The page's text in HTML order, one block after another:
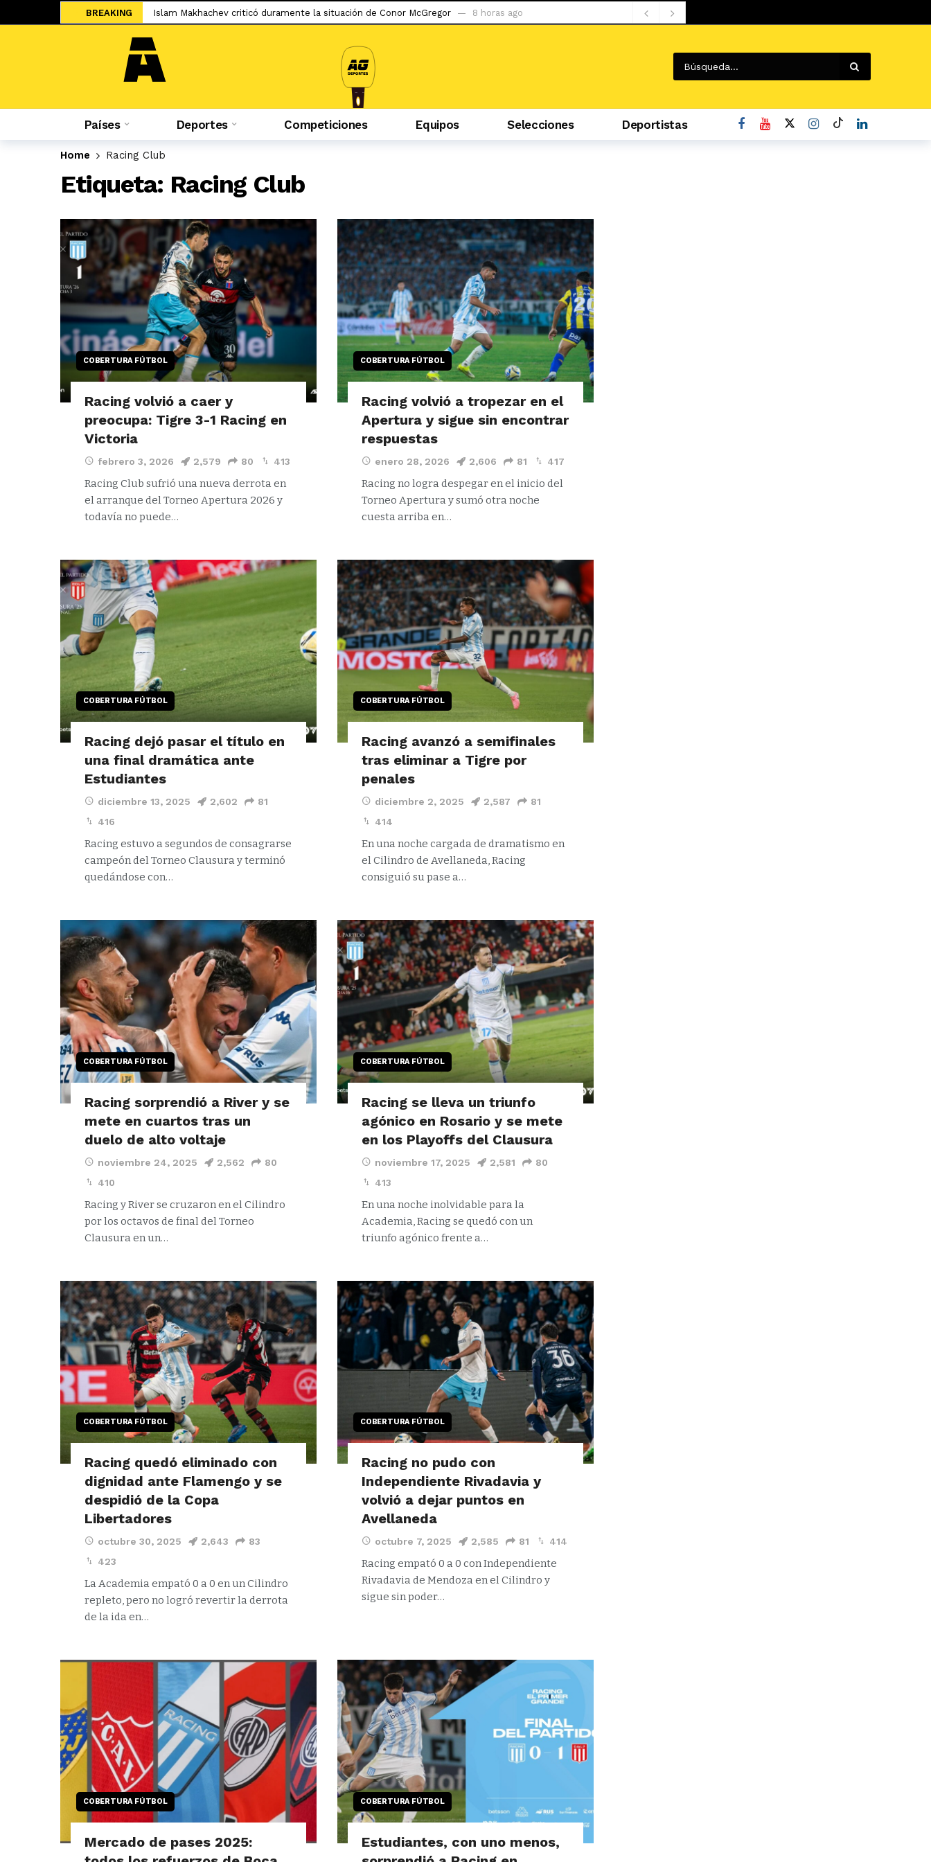
BREAKING Islam Makhachev criticó duramente la situación de Conor McGregor 8 horas ago
Salah ya tiene nuevo equipo: el Trabzonspor 1 día ago
El adiós de Nahuel Molina abre la puerta a la gran apuesta de Simeone
Miguel Trauco: «No creo que me reciban mal, la hinchada me tiene cariño»
Sporting Cristal: Colombiano Cuesta podría debutar en Liga 1 ante la ‘U’ 2 días ago
Mudryk vuelve a los terrenos de juego tras 2 años de sanción
Países Deportes Competiciones Equipos Selecciones Deportistas
Home Racing Club
Etiqueta: Racing Club
COBERTURA FÚTBOL
Racing volvió a caer y
preocupa: Tigre 3-1 Racing en
Victoria
febrero 3, 2026 2,579 80 413
Racing Club sufrió una nueva derrota en
el arranque del Torneo Apertura 2026 y
todavía no puede…
COBERTURA FÚTBOL
Racing volvió a tropezar en el
Apertura y sigue sin encontrar
respuestas
enero 28, 2026 2,606 81 417
Racing no logra despegar en el inicio del
Torneo Apertura y sumó otra noche
cuesta arriba en…
COBERTURA FÚTBOL
Racing dejó pasar el título en
una final dramática ante
Estudiantes
diciembre 13, 2025 2,602
81
416
Racing estuvo a segundos de consagrarse
campeón del Torneo Clausura y terminó
quedándose con…
COBERTURA FÚTBOL
Racing avanzó a semifinales
tras eliminar a Tigre por
penales
diciembre 2, 2025 2,587
81
414
En una noche cargada de dramatismo en
el Cilindro de Avellaneda, Racing
consiguió su pase a…
COBERTURA FÚTBOL
Racing sorprendió a River y se
mete en cuartos tras un
duelo de alto voltaje
noviembre 24, 2025 2,562
80
410
Racing y River se cruzaron en el Cilindro
por los octavos de final del Torneo
Clausura en un…
COBERTURA FÚTBOL
Racing se lleva un triunfo
agónico en Rosario y se mete
en los Playoffs del Clausura
noviembre 17, 2025 2,581
80
413
En una noche inolvidable para la
Academia, Racing se quedó con un
triunfo agónico frente a…
COBERTURA FÚTBOL
Racing quedó eliminado con
dignidad ante Flamengo y se
despidió de la Copa
Libertadores
octubre 30, 2025 2,643
83
423
La Academia empató 0 a 0 en un Cilindro
repleto, pero no logró revertir la derrota
de la ida en…
COBERTURA FÚTBOL
Racing no pudo con
Independiente Rivadavia y
volvió a dejar puntos en
Avellaneda
octubre 7, 2025 2,585 81 414
Racing empató 0 a 0 con Independiente
Rivadavia de Mendoza en el Cilindro y
sigue sin poder…
COBERTURA FÚTBOL
Mercado de pases 2025:
COBERTURA FÚTBOL
Estudiantes, con uno menos,